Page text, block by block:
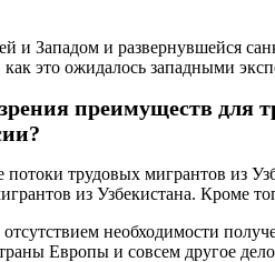
и Западом и развернувшейся
это ожидалось западными
преимуществ
трудовых мигрантов из
из Узбекистана. Кроме
необходимости
Европы и совсем другое